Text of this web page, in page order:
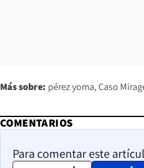
Más sobre: pérez yoma Caso
COMENTARIOS
Para comentar este